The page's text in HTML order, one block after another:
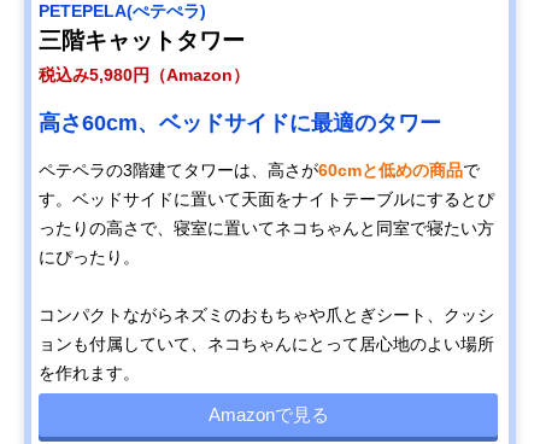
PETEPELA(ぺテぺラ)
三階キャットタワー
税込み5,980円（Amazon）
高さ60cm、ベッドサイドに最適のタワー
ペテペラの3階建てタワーは、高さが60cmと低めの商品で
す。ベッドサイドに置いて天面をナイトテーブルにするとぴ
ったりの高さで、寝室に置いてネコちゃんと同室で寝たい方
にぴったり。
コンパクトながらネズミのおもちゃや爪とぎシート、クッシ
ョンも付属していて、ネコちゃんにとって居心地のよい場所
を作れます。
Amazonで見る